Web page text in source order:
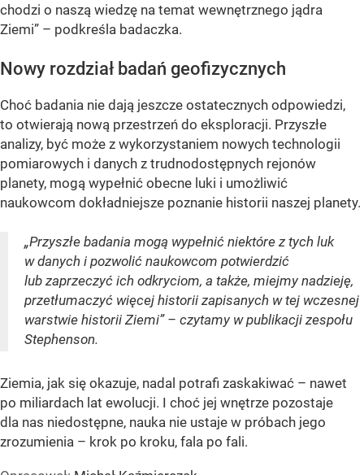
chodzi o naszą wiedzę na temat wewnętrznego jądra
Ziemi” – podkreśla badaczka.
Nowy rozdział badań geofizycznych
Choć badania nie dają jeszcze ostatecznych odpowiedzi,
to otwierają nową przestrzeń do eksploracji. Przyszłe
analizy, być może z wykorzystaniem nowych technologii
pomiarowych i danych z trudnodostępnych rejonów
planety, mogą wypełnić obecne luki i umożliwić
naukowcom dokładniejsze poznanie historii naszej planety.
„Przyszłe badania mogą wypełnić niektóre z tych luk
w danych i pozwolić naukowcom potwierdzić
lub zaprzeczyć ich odkryciom, a także, miejmy nadzieję,
przetłumaczyć więcej historii zapisanych w tej wczesnej
warstwie historii Ziemi” – czytamy w publikacji zespołu
Stephenson.
Ziemia, jak się okazuje, nadal potrafi zaskakiwać – nawet
po miliardach lat ewolucji. I choć jej wnętrze pozostaje
dla nas niedostępne, nauka nie ustaje w próbach jego
zrozumienia – krok po kroku, fala po fali.